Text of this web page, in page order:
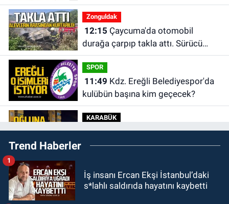
çapkınlıkta yiyor”
Zonguldak
12:15
durağa çarpıp takla attı. Sürücü
alevlerin arasından kurtarıldı.
SPOR
11:49
kulübün başına kim geçecek?
KARABÜK
11:45Karabük'te oğluna mesaj
attığını iddia ettiği genci darp etti.
10:14Polis Akademisi Başkanlığı
3 bin 250 polis öğrencisi alacak.
Trend Haberler
İş insanı Ercan Ekşi İstanbul’daki
s*lahlı saldırıda hayatını kaybetti
1